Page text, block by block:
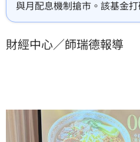
與月配息機制搶市。該基金
至25%動態調控，將市場波
公司與好股價，不僅具備下檔
財經中心／師瑞德報導